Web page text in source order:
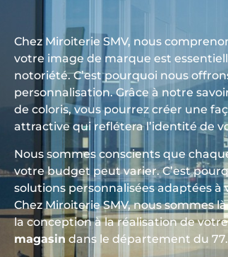
Chez Miroiterie SMV, nous
votre image de marque est
notoriété. C’est pourquoi nous
personnalisation. Grâce à notre
de coloris, vous pourrez créer une
attractive qui reflétera l’identité de
Nous sommes conscients que
votre budget peut varier. C’est
solutions personnalisées adaptées à
Chez Miroiterie SMV, nous sommes
la conception à la réalisation de
magasin dans le département du 77.